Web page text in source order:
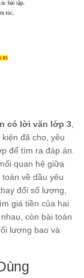
có lời văn lớp 3,
đã cho, yêu
để tìm ra đáp án.
quan hệ giữa
về dầu yêu
đổi số lượng,
giá tiền của hai
còn bài toán
lượng bao và